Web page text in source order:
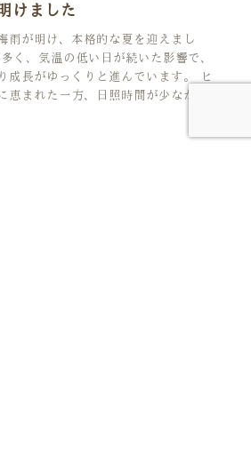
けました
雨が明け、本格的な夏を迎えまし
く、気温の低い日が続いた影響で、
成長がゆっくりと進んでいます。 ヒ
恵まれた一方、日照時間が少なかっ